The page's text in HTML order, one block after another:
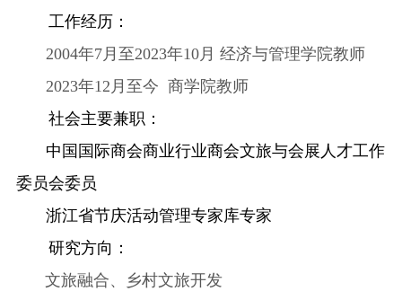
工作经历：
2004年7月至2023年10月 经济与管理学院教师
2023年12月至今 商学院教师
社会主要兼职：
中国国际商会商业行业商会文旅与会展人才工作
委员会委员
浙江省节庆活动管理专家库专家
研究方向：
文旅融合、乡村文旅开发